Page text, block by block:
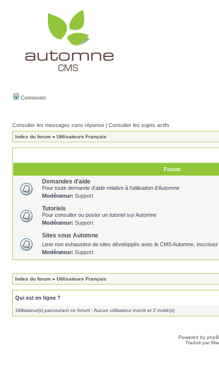
Connexion
Consulter les messages sans réponse | Consulter les sujets actifs
Index du forum » Utilisateurs Français
Forum
Demandes d'aide
Pour toute demande d'aide relative à l'utilisation d'Automne
Modérateur: Support
Tutoriels
Pour consulter ou poster un tutoriel sur Automne
Modérateur: Support
Sites sous Automne
Liste non exhaustive de sites développés avec le CMS Automne,
Modérateur: Support
Index du forum » Utilisateurs Français
Qui est en ligne ?
Utilisateur(s) parcourant ce forum : Aucun utilisateur inscrit et 2 invité(s)
Powered by
Traduit par